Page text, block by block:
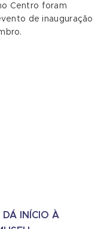
Centro foram
de inauguração
DÁ INÍCIO À